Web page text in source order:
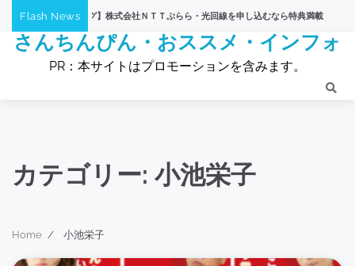
content
Flash News
Ｖショッピング】株式会社ＮＴＴぷらら・光回線を申し込むなら特典満載 株式会社
さんちんぴん・おススメ・インフォ
PR：本サイトはプロモーションを含みます。
カテゴリー: 小池栄子
Home 小池栄子